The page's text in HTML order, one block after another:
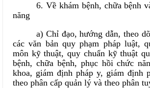
6. Về khám bệnh, chữa bệnh
năng
a) Chỉ đạo, hướng dẫn, theo
các văn bản quy phạm pháp luật,
môn kỹ thuật, quy chuẩn kỹ thuật
bệnh, chữa bệnh, phục hồi chức
khoa, giám định pháp y, giám định
theo phân cấp quản lý và theo phân